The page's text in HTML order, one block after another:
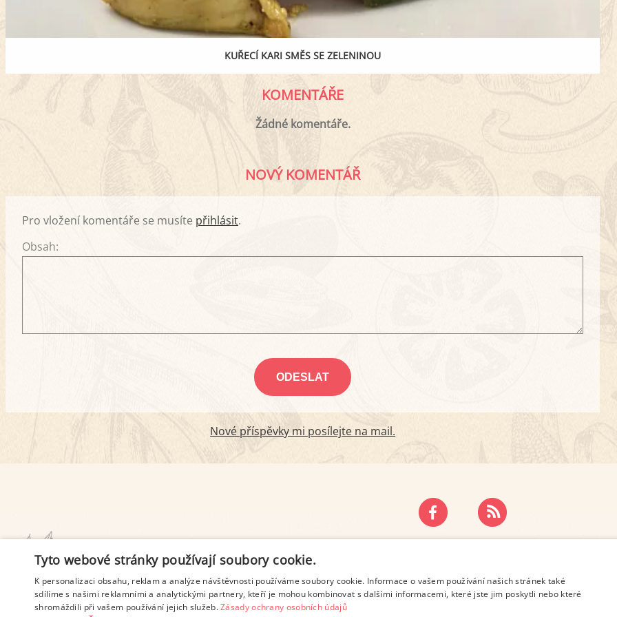
KUŘECÍ KARI SMĚS SE ZELENINOU
KOMENTÁŘE
Žádné komentáře.
NOVÝ KOMENTÁŘ
Pro vložení komentáře se musíte přihlásit.
Obsah:
Nové příspěvky mi posílejte na mail.
PODMÍNKY UŽITÍ ZÁSADY OCHRANY OSOBNÍCH ÚDAJŮ
Tyto webové stránky používají soubory cookie.
K personalizaci obsahu, reklam a analýze návštěvnosti používáme soubory cookie. Informace o vašem používání našich stránek také
sdílíme s našimi reklamními a analytickými partnery, kteří je mohou kombinovat s dalšími informacemi, které jste jim poskytli nebo které
shromáždili při vašem používání jejich služeb.Zásady ochrany osobních údajů